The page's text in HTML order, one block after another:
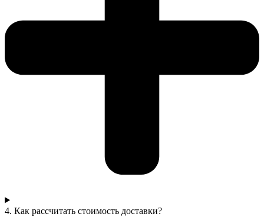
4. Как рассчитать стоимость доставки?